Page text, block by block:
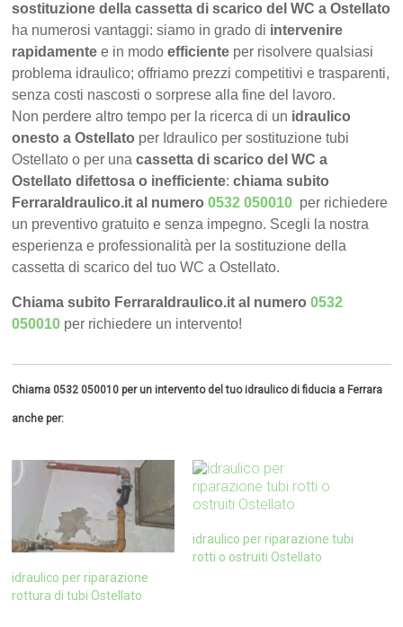
sostituzione della cassetta di scarico del WC a Ostellato
ha numerosi vantaggi: siamo in grado di intervenire
rapidamente e in modoefficiente per risolvere qualsiasi
problema idraulico; offriamo prezzi competitivi e trasparenti,
senza costi nascosti o sorprese alla fine del lavoro.
Non perdere altro tempo per la ricerca di un idraulico
onesto a Ostellato per Idraulico per sostituzione tubi
Ostellato o per unacassetta di scarico del WC a
Ostellato difettosa o inefficiente:chiama subito
FerraraIdraulico.it al numero0532 050010 per richiedere
un preventivo gratuito e senza impegno. Scegli la nostra
esperienza e professionalità per la sostituzione della
cassetta di scarico del tuo WC a Ostellato.
Chiama subito FerraraIdraulico.it al numero0532
050010 per richiedere un intervento!
Chiama 0532 050010 per un intervento del tuo idraulico di fiducia a Ferrara
anche per:
idraulico per riparazione
rottura di tubi Ostellato
idraulico per riparazione tubi
rotti o ostruiti Ostellato